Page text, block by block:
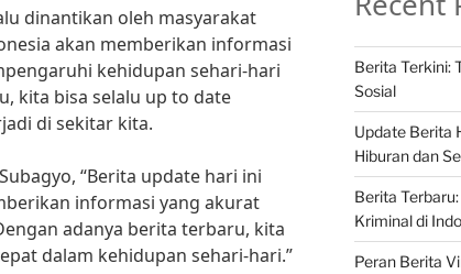
dinantikan oleh masyarakat
akan memberikan informasi
kehidupan sehari-hari
kita bisa selalu up to date
di sekitar kita.
“Berita update hari ini
informasi yang akurat
adanya berita terbaru, kita
dalam kehidupan sehari-hari.”
Berita Terkini:
Sosial
Update Berita
Hiburan dan
Berita
Kriminal di
Peran Berita